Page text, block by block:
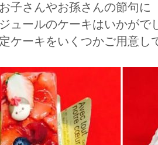
子さんやお孫さんの節句に
ュールのケーキはいかがで
ケーキをいくつかご用意し